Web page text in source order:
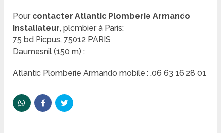
Pour contacter Atlantic Plomberie Armando
Installateur, plombier à Paris:
75 bd Picpus, 75012 PARIS
Daumesnil (150 m) :
Atlantic Plomberie Armando mobile : .06 63 16 28 01